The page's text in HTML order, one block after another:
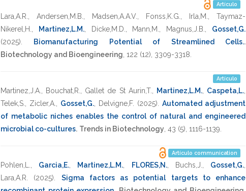
Artículo
Lara,A.R. Andersen,M.B. Madsen,A.A.V. Fonss,K.G. Irla,M.
Taymaz-
Nikerel,H.
Martinez,L.M., Dicke,M.D. Mann,M. Magnus,J.B.
Gosset,G.
(2025)
Biomanufacturing Potential of Streamlined Cells..
Biotechnology and Bioengineering 122 (12), 3309-3318
Artículo
Martinez,J.A. Bouchat,R. Gallet de St Aurin,T. Martinez,L.M., Caspeta,L.
Telek,S.
Zicler,A. Gosset,G. Delvigne,F. (2025)
Automated adjustment
of metabolic niches enables the control of natural and engineered
microbial co-cultures. Trends in Biotechnology 43 (5), 1116-1139
Artículo communication
Pohlen,L. Garcia,E. Martinez,L.M. FLORES,N., Buchs,J. Gosset,G.
Lara,A.R.
(2025)
Sigma factors as potential targets to enhance